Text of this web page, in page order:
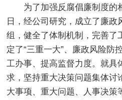
为了加强反腐倡廉制度的
日，经公司研究，成立了廉
组，健全了体制机制，完善了
定了“三重一大”、廉政风险防
工办事、提高监督力度。就具
求，坚持重大决策问题集体讨
大事项、重大问题、人事决策